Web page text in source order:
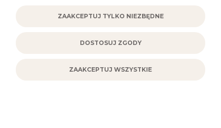
ZAAKCEPTUJ TYLKO NIEZBĘDNE
DOSTOSUJ ZGODY
ZAAKCEPTUJ WSZYSTKIE